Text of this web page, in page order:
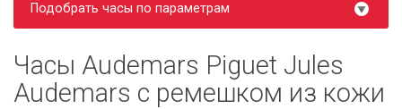
Подобрать часы по параметрам
Часы Audemars Piguet Jules
Audemars с ремешком из кожи